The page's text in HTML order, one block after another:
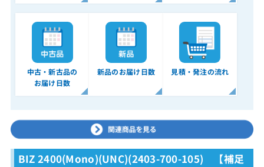
中古・新古品の
お届け日数
新品のお届け日数 見積・発注の流れ
BIZ 2400(Mono)(UNC)(2403-700-105) 【補足